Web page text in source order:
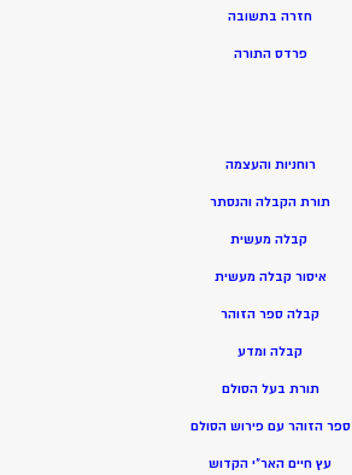
חזרה בתשובה
פרדס התורה
רוחניות והעצמה
תורת הקבלה והנסתר
קבלה מעשית
איסור קבלה מעשית
קבלה ספר הזוהר
קבלה ומדע
תורת בעל הסולם
ספר הזוהר עם פירוש הסולם
עץ חיים האר”י הקדוש